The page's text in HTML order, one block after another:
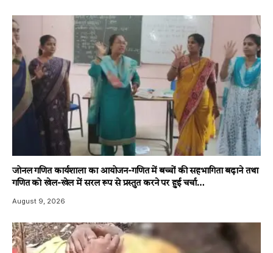
जोनल गणित कार्यशाला का आयोजन-गणित में बच्चों की सहभागिता बढ़ाने तथा
गणित को खेल-खेल में सरल रूप से प्रस्तुत करने पर हुई चर्चा…
August 9, 2026